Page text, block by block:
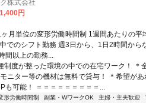
株式会社
円
月単位の変形労働時間制 1週間あたりの平
でのシフト勤務 週3日から、1日2時間から
間以上の勤務...
制度が整った環境の中での在宅ワーク！ ＊
ニター等の機材は無料で貸与！ ＊希望があ
も可能！ ＝＝＝＝＝＝＝＝＝...
形労働時間制 副業・WワークOK 主婦・主夫歓迎